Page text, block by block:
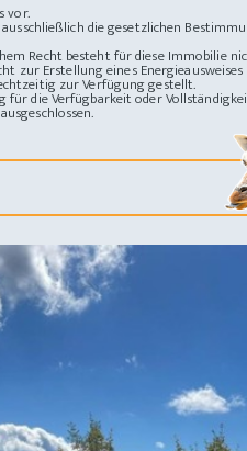
vor.
die gesetzlichen
Recht besteht für diese Immobilie
zur Erstellung eines
zur Verfügung gestellt.
für die Verfügbarkeit oder